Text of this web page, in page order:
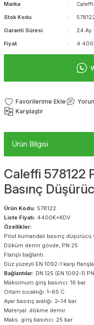
Marka
Caleffi
Stok Kodu
Garanti Süresi
24 Ay
Fiyat
Karşılaştır
Ürün Bilgisi
Caleffi 578122
Basınç
Ürün Kodu: 578122
Liste Fiyatı: 4400€+KDV
Özellikler:
Pilot kumandalı basınç düşürücü
Döküm demir gövde, PN 25.
Flanşlı bağlantı.
Düz yüzeyli EN 1092-1 karşı
Bağlantılar: DN 125 (EN 1092-1) PN
Maksimum giriş basıncı: 16 bar.
Ortam sıcaklığı: 1–65 C.
Ayar basınç aralığı: 2–14 bar.
Materyal: dökme demir.
Maks. giriş basıncı: 25 bar.